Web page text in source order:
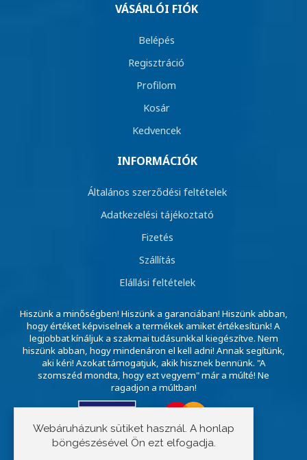
VÁSÁRLÓI FIÓK
Belépés
Regisztráció
Profilom
Kosár
Kedvencek
INFORMÁCIÓK
Általános szerződési feltételek
Adatkezelési tájékoztató
Fizetés
Szállítás
Elállási feltételek
Hiszünk a minőségben! Hiszünk a garanciában! Hiszünk abban,
hogy értéket képviselnek a termékek amiket értékesítünk! A
legjobbat kínáljuk a szakmai tudásunkkal kiegészítve. Nem
hiszünk abban, hogy mindenáron el kell adni! Annak segítünk,
aki kéri! Azokat támogatjuk, akik hisznek bennünk. "A
szomszéd mondta, hogy ezt vegyem" már a múlté! Ne
ragadjon a múltban!
Webáruházunk sütiket használ. A honlap
böngészésével Ön ezt elfogadja.